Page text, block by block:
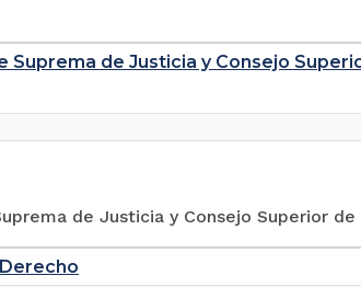
de Justicia y Consejo
de Justicia y Consejo Superior